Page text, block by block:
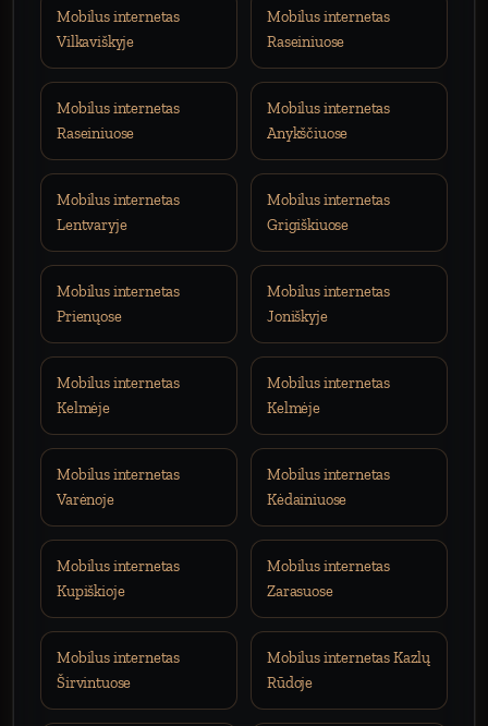
Mobilus internetas
Vilkaviškyje
Mobilus internetas
Raseiniuose
Mobilus internetas
Raseiniuose
Mobilus internetas
Anykščiuose
Mobilus internetas
Lentvaryje
Mobilus internetas
Grigiškiuose
Mobilus internetas
Prienųose
Mobilus internetas
Joniškyje
Mobilus internetas
Kelmėje
Mobilus internetas
Kelmėje
Mobilus internetas
Varėnoje
Mobilus internetas
Kėdainiuose
Mobilus internetas
Kupiškioje
Mobilus internetas
Zarasuose
Mobilus internetas
Širvintuose
Mobilus internetas Kazlų
Rūdoje